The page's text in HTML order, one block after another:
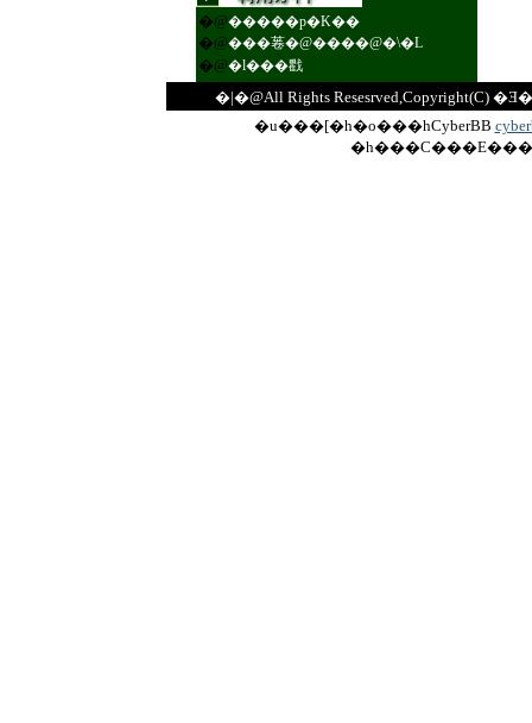
�@�����p�K��
�@���菤�@����@�\�L
�@�l���戵
�|�@All Rights
�u���[�h�o���hCyberBB